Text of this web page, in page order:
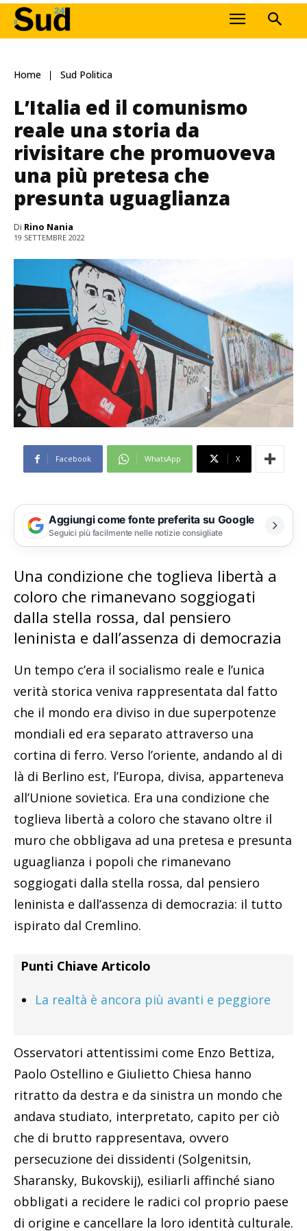
Home Sud Politica
L’Italia ed il comunismo
reale una storia da
rivisitare che promuoveva
una più pretesa che
presunta uguaglianza
Di Rino Nania
19 SETTEMBRE 2022
Facebook WhatsApp X
Aggiungi come fonte preferita su Google
Seguici più facilmente nelle notizie consigliate
Una condizione che toglieva libertà a
coloro che rimanevano soggiogati
dalla stella rossa, dal pensiero
leninista e dall’assenza di democrazia
Un tempo c’era il socialismo reale e l’unica
verità storica veniva rappresentata dal fatto
che il mondo era diviso in due superpotenze
mondiali ed era separato attraverso una
cortina di ferro. Verso l’oriente, andando al di
là di Berlino est, l’Europa, divisa, apparteneva
all’Unione sovietica. Era una condizione che
toglieva libertà a coloro che stavano oltre il
muro che obbligava ad una pretesa e presunta
uguaglianza i popoli che rimanevano
soggiogati dalla stella rossa, dal pensiero
leninista e dall’assenza di democrazia: il tutto
ispirato dal Cremlino.
Punti Chiave Articolo
La realtà è ancora più avanti e peggiore
Osservatori attentissimi come Enzo Bettiza,
Paolo Ostellino e Giulietto Chiesa hanno
ritratto da destra e da sinistra un mondo che
andava studiato, interpretato, capito per ciò
che di brutto rappresentava, ovvero
persecuzione dei dissidenti (Solgenitsin,
Sharansky, Bukovskij), esiliarli affinché siano
obbligati a recidere le radici col proprio paese
di origine e cancellare la loro identità culturale.